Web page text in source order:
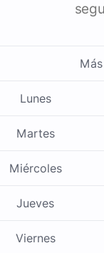
Lunes
Martes
Miércoles
Jueves
Viernes